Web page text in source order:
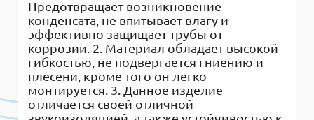
Предотвращает возникновение
конденсата, не впитывает влагу и
эффективно защищает трубы от
коррозии. 2. Материал обладает высокой
гибкостью, не подвергается гниению и
плесени, кроме того он легко
монтируется. 3. Данное изделие
отличается своей отличной